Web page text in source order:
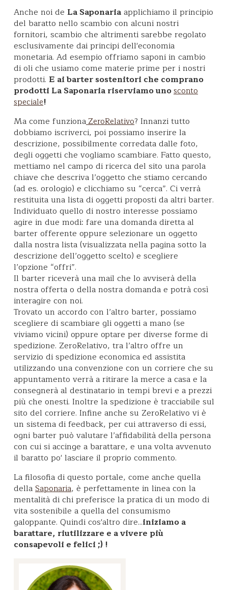
Anche noi de La Saponariaapplichiamo il principio
del baratto nello scambio con alcuni nostri
fornitori, scambio che altrimenti sarebbe regolato
esclusivamente dai principi dell'economia
monetaria. Ad esempio offriamo saponi in cambio
di oli che usiamo come materie prime per i nostri
prodotti. E ai barter sostenitori che comprano
prodotti La Saponaria riserviamo unosconto
speciale!
Ma come funzionaZeroRelativo? Innanzi tutto
dobbiamo iscriverci, poi possiamo inserire la
descrizione, possibilmente corredata dalle foto,
degli oggetti che vogliamo scambiare. Fatto questo,
mettiamo nel campo di ricerca del sito una parola
chiave che descriva l’oggetto che stiamo cercando
(ad es. orologio) e clicchiamo su “cerca”. Ci verrà
restituita una lista di oggetti proposti da altri barter.
Individuato quello di nostro interesse possiamo
agire in due modi: fare una domanda diretta al
barter offerente oppure selezionare un oggetto
dalla nostra lista (visualizzata nella pagina sotto la
descrizione dell’oggetto scelto) e scegliere
l’opzione “offri”.
Il barter riceverà una mail che lo avviserà della
nostra offerta o della nostra domanda e potrà così
interagire con noi.
Trovato un accordo con l’altro barter, possiamo
scegliere di scambiare gli oggetti a mano (se
viviamo vicini) oppure optare per diverse forme di
spedizione. ZeroRelativo, tra l’altro offre un
servizio di spedizione economica ed assistita
utilizzando una convenzione con un corriere che su
appuntamento verrà a ritirare la merce a casa e la
consegnerà al destinatario in tempi brevi e a prezzi
più che onesti. Inoltre la spedizione è tracciabile sul
sito del corriere. Infine anche su ZeroRelativo vi è
un sistema di feedback, per cui attraverso di essi,
ogni barter può valutare l’affidabilità della persona
con cui si accinge a barattare, e una volta avvenuto
il baratto po' lasciare il proprio commento.
La filosofia di questo portale, come anche quella
della Saponaria, è perfettamente in linea con la
mentalità di chi preferisce la pratica di un modo di
vita sostenibile a quella del consumismo
galoppante. Quindi cos'altro dire...iniziamo a
barattare, riutilizzare e a vivere più
consapevoli e felici ;) !